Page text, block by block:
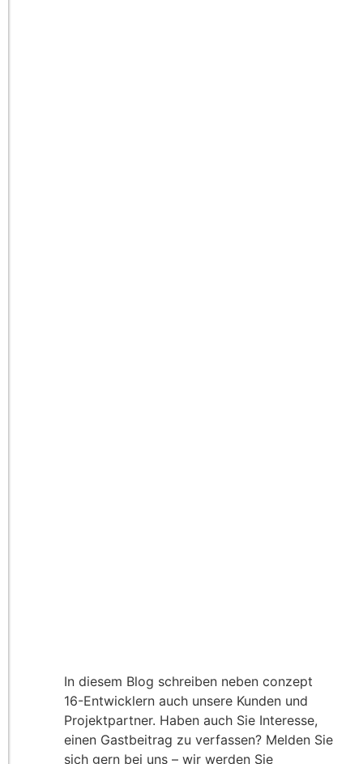
In diesem Blog schreiben neben conzept
16-Entwicklern auch unsere Kunden und
Projektpartner. Haben auch Sie Interesse,
einen Gastbeitrag zu verfassen? Melden Sie
sich gern bei uns – wir werden Sie